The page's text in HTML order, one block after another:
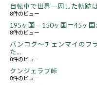
自転車で世界一周した軌跡
8件のビュー
195ヶ国－150ヶ国＝45ヶ国
8件のビュー
バンコク～チェンマイのフ
た...
8件のビュー
クンジェラブ峠
8件のビュー